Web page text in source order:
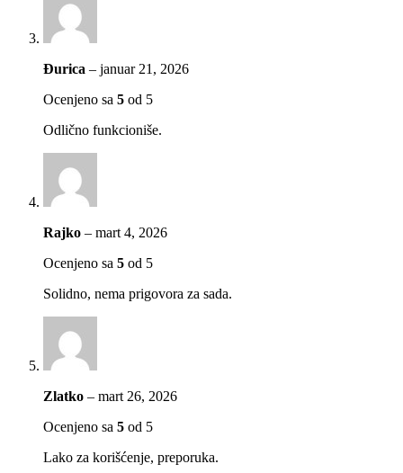
Đurica – januar 21, 2026
Ocenjeno sa 5 od 5
Odlično funkcioniše.
Rajko – mart 4, 2026
Ocenjeno sa 5 od 5
Solidno, nema prigovora za sada.
Zlatko – mart 26, 2026
Ocenjeno sa 5 od 5
Lako za korišćenje, preporuka.